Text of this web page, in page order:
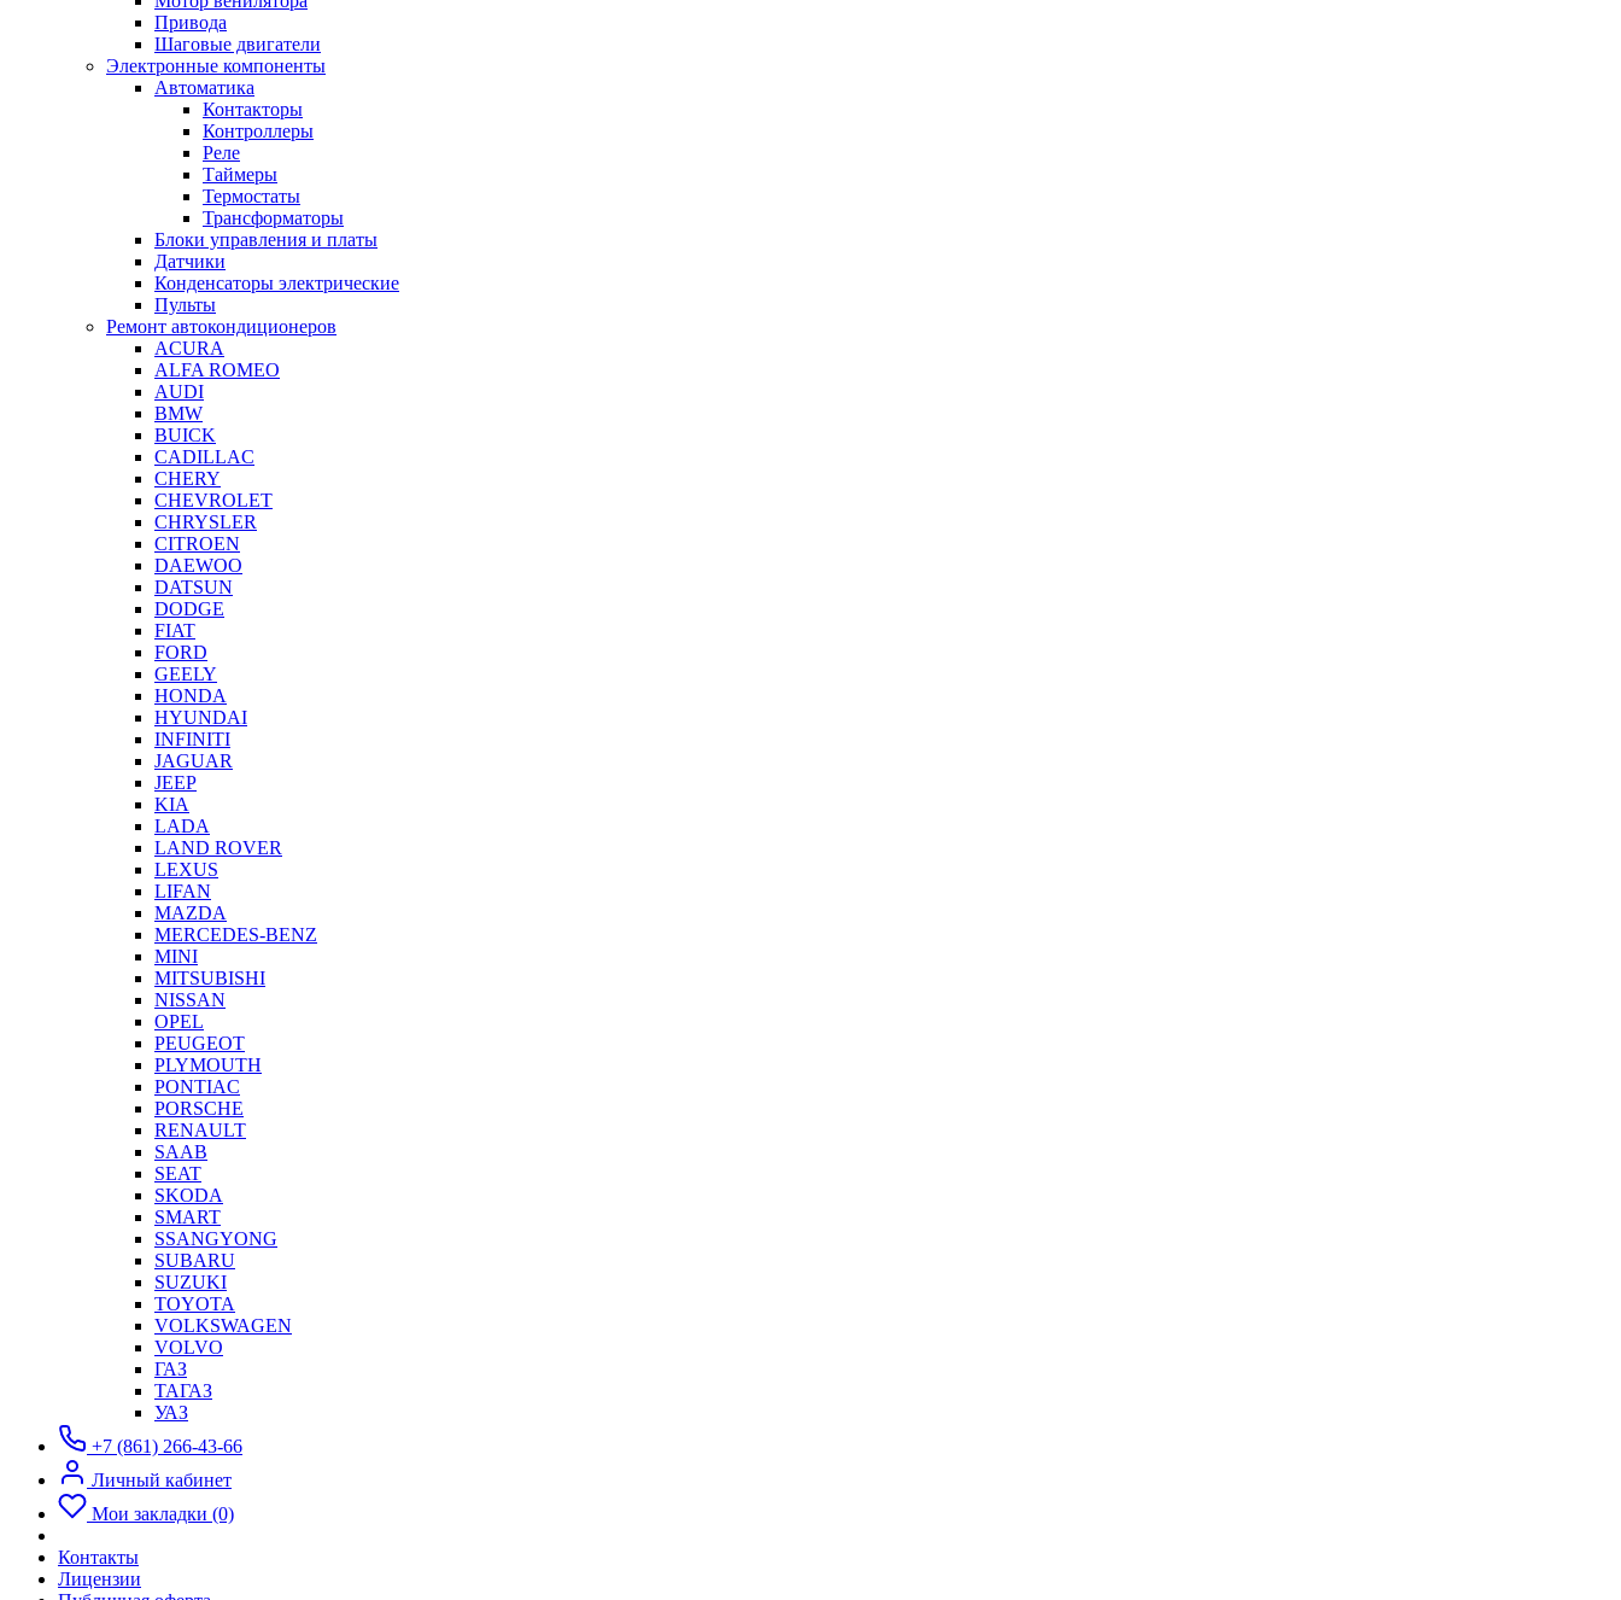
Привода
Шаговые двигатели
Электронные компоненты
Автоматика
Контакторы
Контроллеры
Реле
Таймеры
Термостаты
Трансформаторы
Блоки управления и платы
Датчики
Конденсаторы электрические
Пульты
Ремонт автокондиционеров
ACURA
ALFA ROMEO
AUDI
BMW
BUICK
CADILLAC
CHERY
CHEVROLET
CHRYSLER
CITROEN
DAEWOO
DATSUN
DODGE
FIAT
FORD
GEELY
HONDA
HYUNDAI
INFINITI
JAGUAR
JEEP
KIA
LADA
LAND ROVER
LEXUS
LIFAN
MAZDA
MERCEDES-BENZ
MINI
MITSUBISHI
NISSAN
OPEL
PEUGEOT
PLYMOUTH
PONTIAC
PORSCHE
RENAULT
SAAB
SEAT
SKODA
SMART
SSANGYONG
SUBARU
SUZUKI
TOYOTA
VOLKSWAGEN
VOLVO
ГАЗ
ТАГАЗ
УАЗ
+7 (861) 266-43-66
Личный кабинет
Мои закладки (0)
Контакты
Лицензии